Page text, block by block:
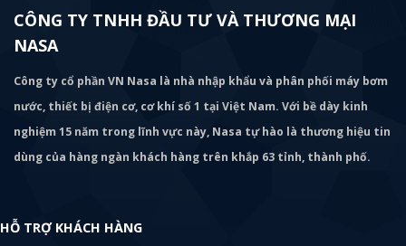
CÔNG TY TNHH ĐẦU TƯ VÀ THƯƠNG MẠI
NASA
Công ty cổ phần VN Nasa là nhà nhập khẩu và phân phối máy bơm
nước, thiết bị điện cơ, cơ khí số 1 tại Việt Nam. Với bề dày kinh
nghiệm 15 năm trong lĩnh vực này, Nasa tự hào là thương hiệu tin
dùng của hàng ngàn khách hàng trên khắp 63 tỉnh, thành phố.
HỖ TRỢ KHÁCH HÀNG